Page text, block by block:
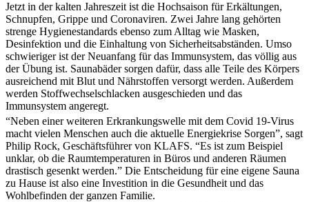
Jetzt in der kalten Jahreszeit ist die Hochsaison für Erkältungen,
Schnupfen, Grippe und Coronaviren. Zwei Jahre lang gehörten
strenge Hygienestandards ebenso zum Alltag wie Masken,
Desinfektion und die Einhaltung von Sicherheitsabständen. Umso
schwieriger ist der Neuanfang für das Immunsystem, das völlig aus
der Übung ist. Saunabäder sorgen dafür, dass alle Teile des Körpers
ausreichend mit Blut und Nährstoffen versorgt werden. Außerdem
werden Stoffwechselschlacken ausgeschieden und das
Immunsystem angeregt.
“Neben einer weiteren Erkrankungswelle mit dem Covid 19-Virus
macht vielen Menschen auch die aktuelle Energiekrise Sorgen”, sagt
Philip Rock, Geschäftsführer von KLAFS. “Es ist zum Beispiel
unklar, ob die Raumtemperaturen in Büros und anderen Räumen
drastisch gesenkt werden.” Die Entscheidung für eine eigene Sauna
zu Hause ist also eine Investition in die Gesundheit und das
Wohlbefinden der ganzen Familie.